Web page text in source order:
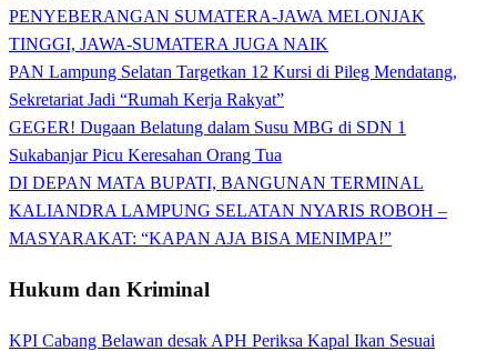
PENYEBERANGAN SUMATERA-JAWA MELONJAK
TINGGI, JAWA-SUMATERA JUGA NAIK
PAN Lampung Selatan Targetkan 12 Kursi di Pileg Mendatang,
Sekretariat Jadi “Rumah Kerja Rakyat”
GEGER! Dugaan Belatung dalam Susu MBG di SDN 1
Sukabanjar Picu Keresahan Orang Tua
DI DEPAN MATA BUPATI, BANGUNAN TERMINAL
KALIANDRA LAMPUNG SELATAN NYARIS ROBOH –
MASYARAKAT: “KAPAN AJA BISA MENIMPA!”
Hukum dan Kriminal
KPI Cabang Belawan desak APH Periksa Kapal Ikan Sesuai